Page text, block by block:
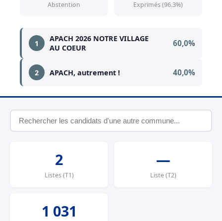
Abstention Exprimés (96.3%)
1
APACH 2026 NOTRE VILLAGE
AU COEUR
60,0%
2 APACH, autrement ! 40,0%
2
Listes (T1)
—
Liste (T2)
1 031